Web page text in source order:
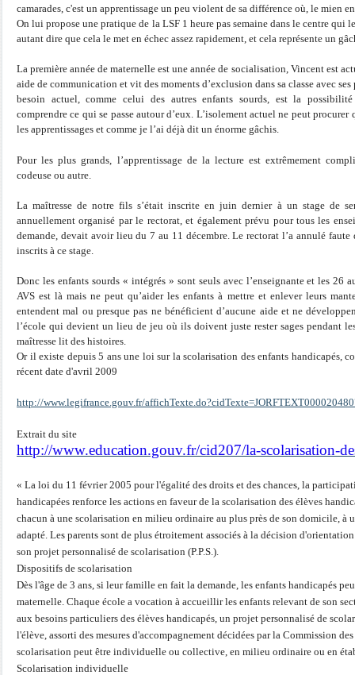
camarades, c'est un apprentissage un peu violent de sa différence où, le mien
On lui propose une pratique de la LSF 1 heure pas semaine dans le centre qui
autant dire que cela le met en échec assez rapidement, et cela représente un
La première année de maternelle est une année de socialisation, Vincent est
aide de communication et vit des moments d’exclusion dans sa classe avec
besoin actuel, comme celui des autres enfants sourds, est la possibilité
comprendre ce qui se passe autour d’eux. L’isolement actuel ne peut procurer
les apprentissages et comme je l’ai déjà dit un énorme gâchis.
Pour les plus grands, l’apprentissage de la lecture est extrêmement
codeuse ou autre.
La maîtresse de notre fils s’était inscrite en juin dernier à un stage de
annuellement organisé par le rectorat, et également prévu pour tous les
demande, devait avoir lieu du 7 au 11 décembre. Le rectorat l’a annulé faute
inscrits à ce stage.
Donc les enfants sourds « intégrés » sont seuls avec l’enseignante et les 26
AVS est là mais ne peut qu’aider les enfants à mettre et enlever leurs
entendent mal ou presque pas ne bénéficient d’aucune aide et ne
l’école qui devient un lieu de jeu où ils doivent juste rester sages pendant
maîtresse lit des histoires.
Or il existe depuis 5 ans une loi sur la scolarisation des enfants handicapés,
récent date d'avril 2009
http://www.legifrance.gouv.fr/
Extrait du site
http://www.education.gouv.fr/cid207/la-scolarisation-
« La loi du 11 février 2005 pour l'égalité des droits et des chances, la
handicapées renforce les actions en faveur de la scolarisation des élèves
chacun à une scolarisation en milieu ordinaire au plus près de son domicile, à
adapté. Les parents sont de plus étroitement associés à la décision
son projet personnalisé de scolarisation (P.P.S.).
Dispositifs de scolarisation
Dès l'âge de 3 ans, si leur famille en fait la demande, les enfants handicapés
maternelle. Chaque école a vocation à accueillir les enfants relevant de son
aux besoins particuliers des élèves handicapés, un projet personnalisé de
l'élève, assorti des mesures d'accompagnement décidées par la Commission
scolarisation peut être individuelle ou collective, en milieu ordinaire ou en
Scolarisation individuelle